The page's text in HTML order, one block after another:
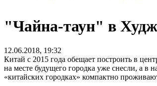
"Чайна-таун" в
12.06.2018, 19:32
Китай с 2015 года обещает построить в
на месте будущего городка уже снесли, а в
«китайских городках» компактно